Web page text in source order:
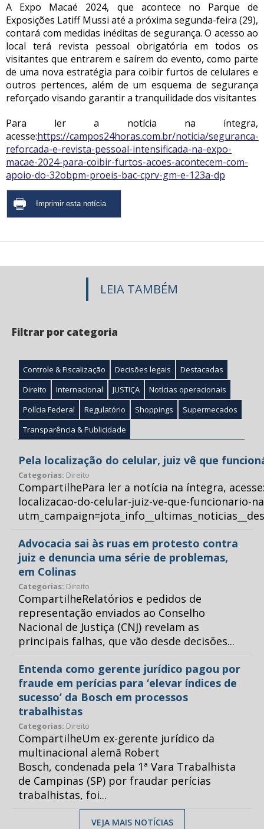
A Expo Macaé 2024, que acontece no Parque de
Exposições Latiff Mussi até a próxima segunda-feira (29),
contará com medidas inéditas de segurança. O acesso ao
local terá revista pessoal obrigatória em todos os
visitantes que entrarem e saírem do evento, como parte
de uma nova estratégia para coibir furtos de celulares e
outros pertences, além de um esquema de segurança
reforçado visando garantir a tranquilidade dos visitantes
Para ler a notícia na íntegra,
acesse:https://campos24horas.com.br/noticia/seguranca-
reforcada-e-revista-pessoal-intensificada-na-expo-
macae-2024-para-coibir-furtos-acoes-acontecem-com-
apoio-do-32obpm-proeis-bac-cprv-gm-e-123a-dp
LEIA TAMBÉM
Filtrar por categoria
Controle & Fiscalização Decisões legais
Destacadas
Direito
Internacional JUSTIÇA
Notícias operacionais
Polícia Federal
Regulatório Shoppings
Supermecados
Transparência & Publicidade
Pela localização do celular, juiz vê que
Categorias: Direito
CompartilhePara ler a notícia na íntegra,
localizacao-do-celular-juiz-ve-que-funcionario-
Advocacia sai às ruas em protesto contra
juiz e denuncia uma série de problemas,
em Colinas
Categorias: Direito
CompartilheRelatórios e pedidos de
representação enviados ao Conselho
Nacional de Justiça (CNJ) revelam as
principais falhas, que vão desde decisões...
Entenda como gerente jurídico pagou por
fraude em perícias para ‘elevar índices de
sucesso’ da Bosch em processos
trabalhistas
Categorias: Direito
CompartilheUm ex-gerente jurídico da
multinacional alemã Robert
Bosch, condenada pela 1ª Vara Trabalhista
de Campinas (SP) por fraudar perícias
trabalhistas, foi...
VEJA MAIS NOTÍCIAS